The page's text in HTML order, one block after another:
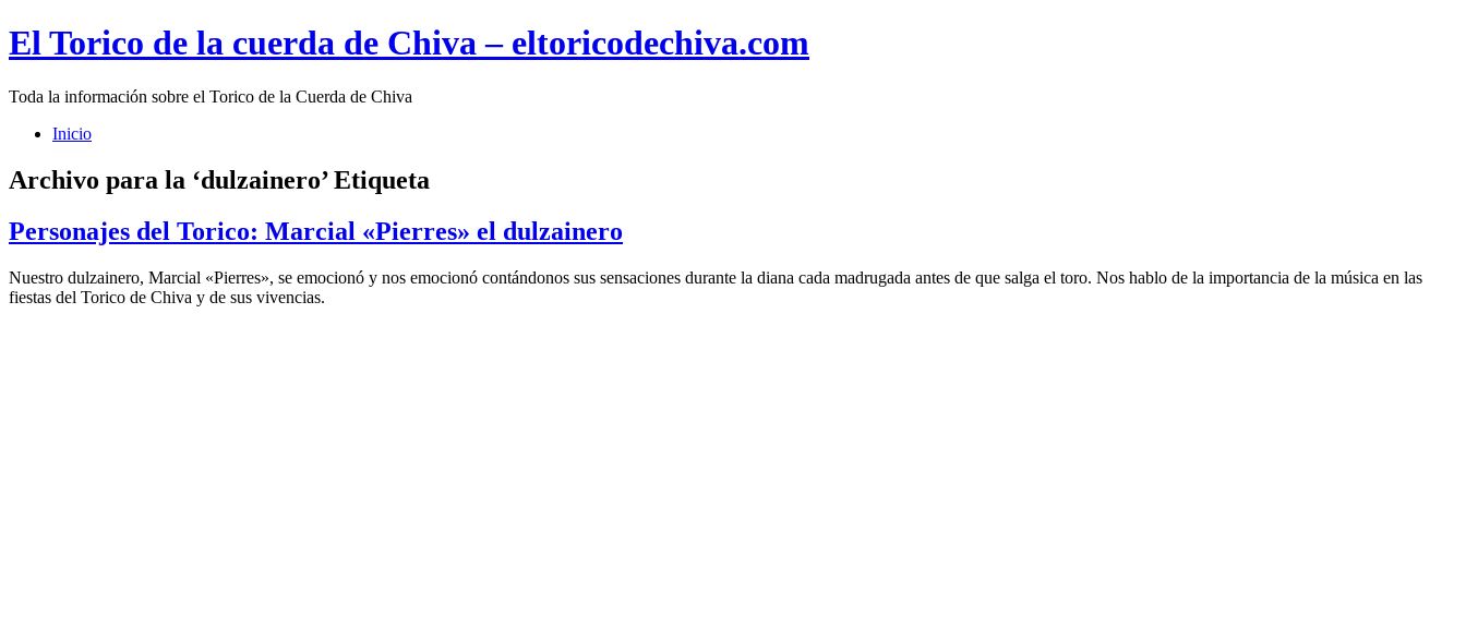
El Torico de la cuerda de Chiva – eltoricodechiva.com
Toda la información sobre el Torico de la Cuerda de Chiva
Inicio
Archivo para la ‘dulzainero’ Etiqueta
Personajes del Torico: Marcial «Pierres» el dulzainero
Nuestro dulzainero, Marcial «Pierres», se emocionó y nos emocionó contándonos sus sensaciones durante la diana cada madrugada antes de que salga el toro. Nos hablo de la importancia de la música en las
fiestas del Torico de Chiva y de sus vivencias.